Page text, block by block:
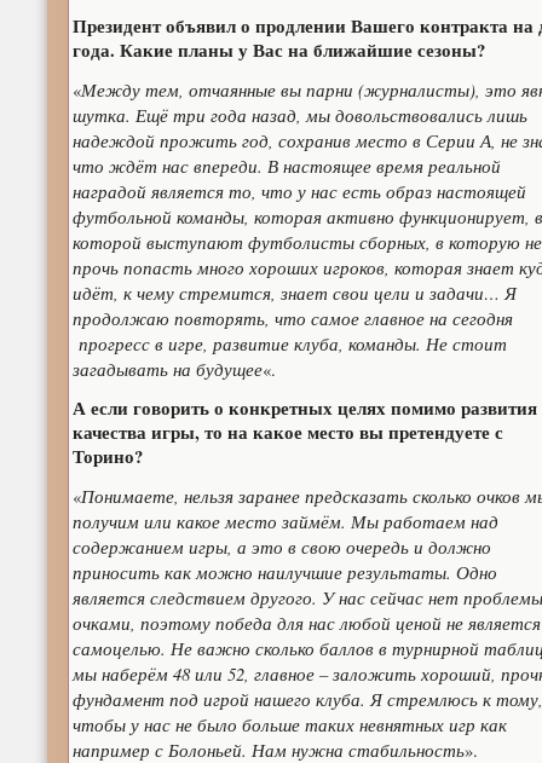
Президент объявил о продлении Вашего контракта на
года. Какие планы у Вас на ближайшие сезоны?
«Между тем, отчаянные вы парни (журналисты), это
шутка. Ещё три года назад, мы довольствовались лишь
надеждой прожить год, сохранив место в Серии А, не
что ждёт нас впереди. В настоящее время реальной
наградой является то, что у нас есть образ настоящей
футбольной команды, которая активно функционирует, в
которой выступают футболисты сборных, в которую не
прочь попасть много хороших игроков, которая знает
идёт, к чему стремится, знает свои цели и задачи… Я
продолжаю повторять, что самое главное на сегодня
прогресс в игре, развитие клуба, команды. Не стоит
загадывать на будущее«.
А если говорить о конкретных целях помимо развития
качества игры, то на какое место вы претендуете с
Торино?
«Понимаете, нельзя заранее предсказать сколько очков
получим или какое место займём. Мы работаем над
содержанием игры, а это в свою очередь и должно
приносить как можно наилучшие результаты. Одно
является следствием другого. У нас сейчас нет
очками, поэтому победа для нас любой ценой не является
самоцелью. Не важно сколько баллов в турнирной
мы наберём 48 или 52, главное – заложить хороший,
фундамент под игрой нашего клуба. Я стремлюсь к тому,
чтобы у нас не было больше таких невнятных игр как
например с Болоньей. Нам нужна стабильность».